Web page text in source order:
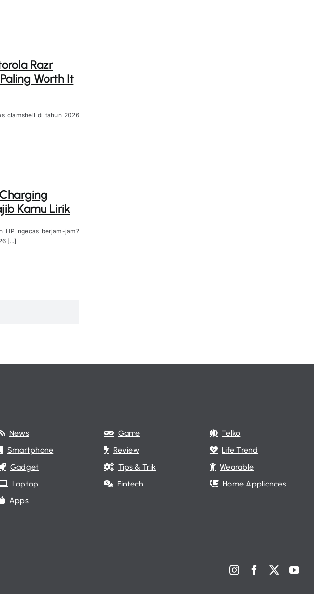
Razr
Worth It
clamshell di tahun 2026
Kamu Lirik
HP ngecas berjam-jam?
[...]
News
Smartphone
Gadget
Laptop
Apps
Game
Review
Tips & Trik
Fintech
Telko
Life Trend
Wearable
Home Appliances